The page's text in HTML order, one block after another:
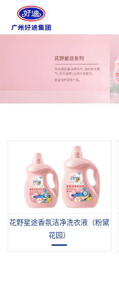
花野星途香氛洁净洗衣液（粉黛
花园）